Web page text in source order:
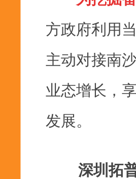
方政府利用
主动对接南
业态增长，
发展。
深圳拓